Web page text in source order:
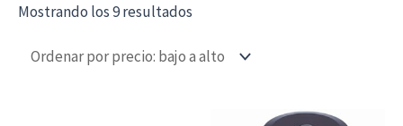
Mostrando los 9 resultados